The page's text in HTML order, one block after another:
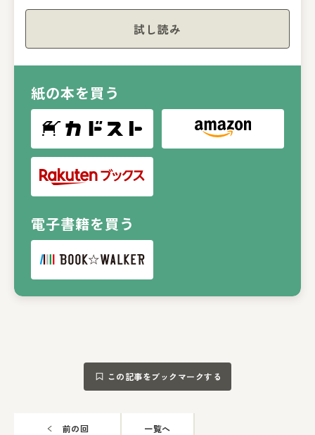
試し読み
紙の本を買う
電子書籍を買う
この記事をブックマークする
前の回 一覧へ